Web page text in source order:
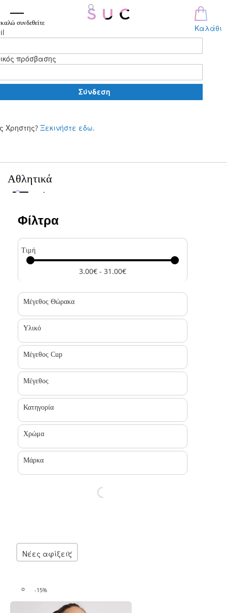
Καλάθι
συνδεθείτε
πρόσβασης
Σύνδεση
Χρηστης? Ξεκινήστε εδω.
περιεχόμενο
Αθλητικά
Νέες αφίξεις
-15%
Φίλτρα
Φίλτρα
Τιμή
3.00€ - 31.00€
Μέγεθος Θώρακα
Υλικό
Μέγεθος Cup
Μέγεθος
Κατηγορία
Χρώμα
Μάρκα